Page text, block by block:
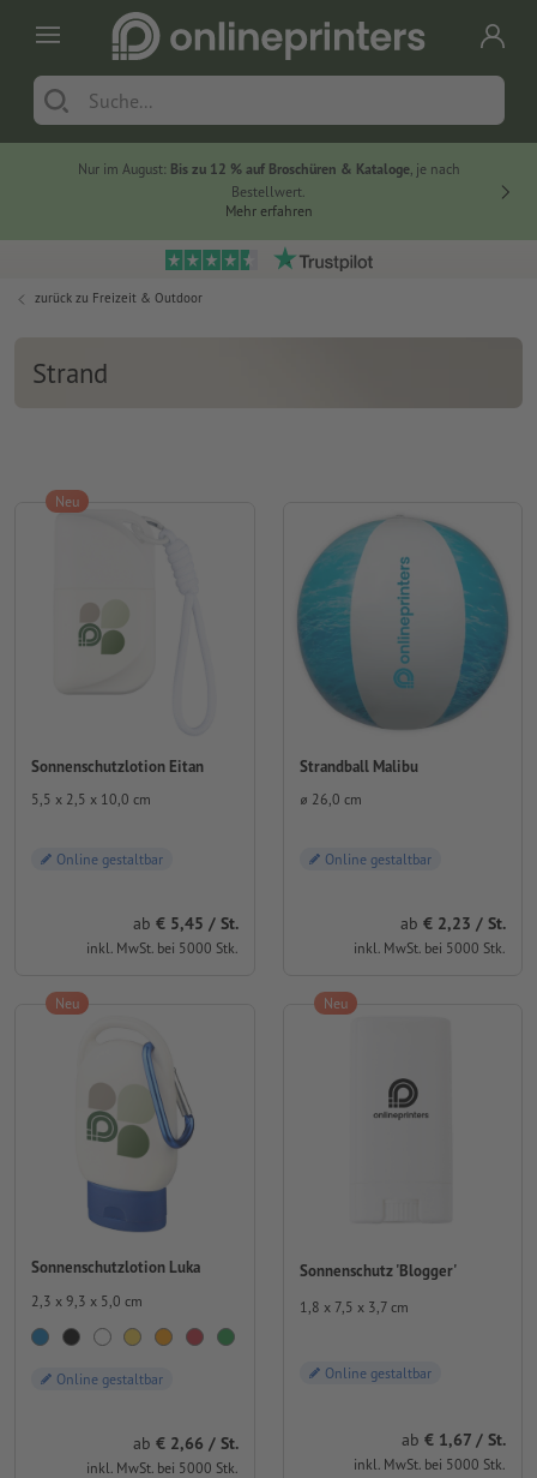
Nur im August: Bis zu 12 % auf Broschüren & Kataloge, je nach
Bestellwert.
Mehr erfahren
zurück zu Freizeit & Outdoor
Strand
Sonnenschutzlotion Eitan
5,5 x 2,5 x 10,0 cm
Online gestaltbar
ab € 5,45 / St.
inkl. MwSt. bei 5000 Stk.
Neu
Strandball Malibu
⌀ 26,0 cm
Online gestaltbar
ab € 2,23 / St.
inkl. MwSt. bei 5000 Stk.
Sonnenschutzlotion Luka
2,3 x 9,3 x 5,0 cm
Online gestaltbar
ab € 2,66 / St.
inkl. MwSt. bei 5000 Stk.
Neu
Sonnenschutz 'Blogger'
1,8 x 7,5 x 3,7 cm
Online gestaltbar
ab € 1,67 / St.
inkl. MwSt. bei 5000 Stk.
Neu